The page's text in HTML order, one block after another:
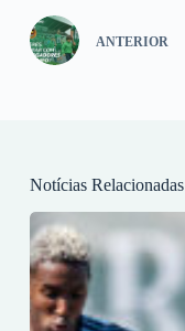
ANTERIOR
Notícias Relacionadas